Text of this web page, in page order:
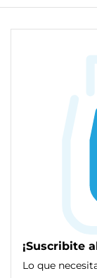
¡Suscribite
Lo que